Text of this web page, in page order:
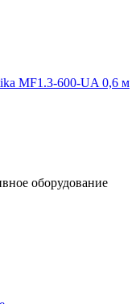
MF1.3-600-UA 0,6 м
оборудование